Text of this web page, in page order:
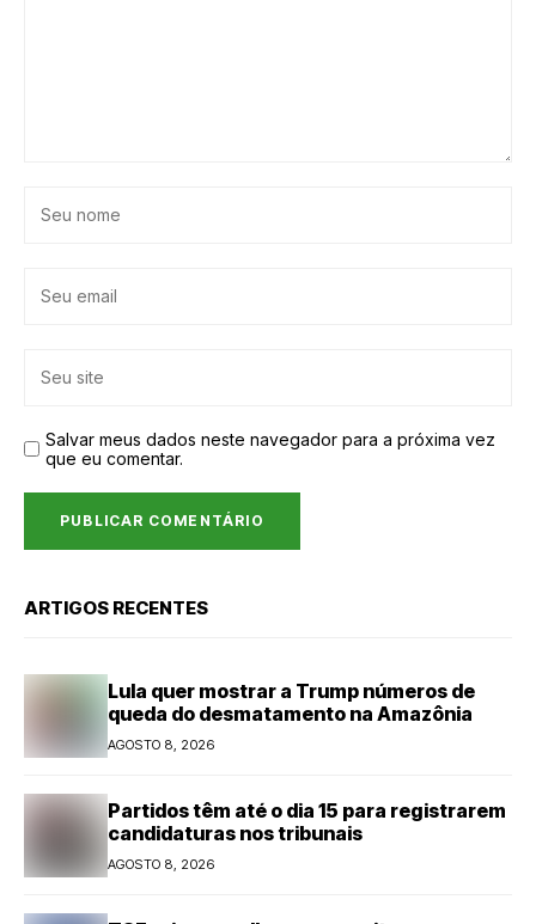
Salvar meus dados neste navegador para a próxima vez
que eu comentar.
ARTIGOS RECENTES
Lula quer mostrar a Trump números de
queda do desmatamento na Amazônia
AGOSTO 8, 2026
Partidos têm até o dia 15 para registrarem
candidaturas nos tribunais
AGOSTO 8, 2026